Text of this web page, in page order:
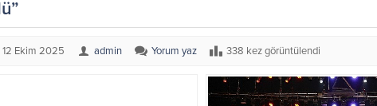
12 Ekim 2025 admin Yorum yaz 338 kez görüntülendi